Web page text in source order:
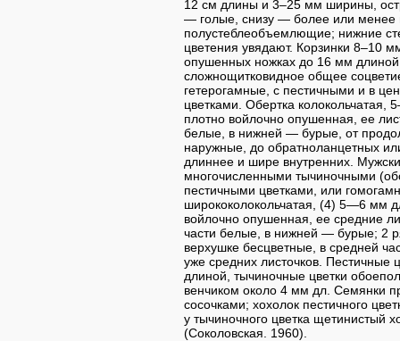
12 см длины и 3–25 мм ширины,
— голые, снизу — более или менее
полустеблеобъемлющие; нижние
цветения увядают. Корзинки 8–10
опушенных ножках до 16 мм
сложнощитковидное общее
гетерогамные, с пестичными и в
цветками. Обертка
плотно войлочно опушенная, ее
белые, в нижней — бурые, от
наружные, до обратноланцетных
длиннее и шире внутренних.
многочисленными тычиночными
пестичными цветками, или
ширококолокольчатая, (4) 5—6 мм
войлочно опушенная, ее средние
части белые, в нижней — бурые; 2
верхушке бесцветные, в средней
уже средних листочков.
длиной, тычиночные цветки
венчиком около 4 мм дл. Семянки
сосочками; хохолок пестичного
у тычиночного цветка щетинистый
(Соколовская. 1960).